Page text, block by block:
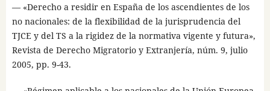
— «Derecho a residir en España de los ascendientes de los
no nacionales: de la flexibilidad de la jurisprudencia del
TJCE y del TS a la rigidez de la normativa vigente y futura»,
Revista de Derecho Migratorio y Extranjería, núm. 9, julio
2005, pp. 9-43.